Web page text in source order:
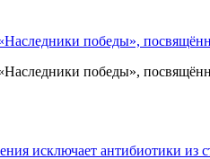
победы»,
победы»,
исключает антибиотики из